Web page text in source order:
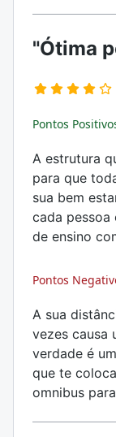
"Ótima
Pontos
A estrutura
para que
sua bem
cada pessoa
de ensino
Pontos
A sua
vezes causa
verdade é
que te
omnibus